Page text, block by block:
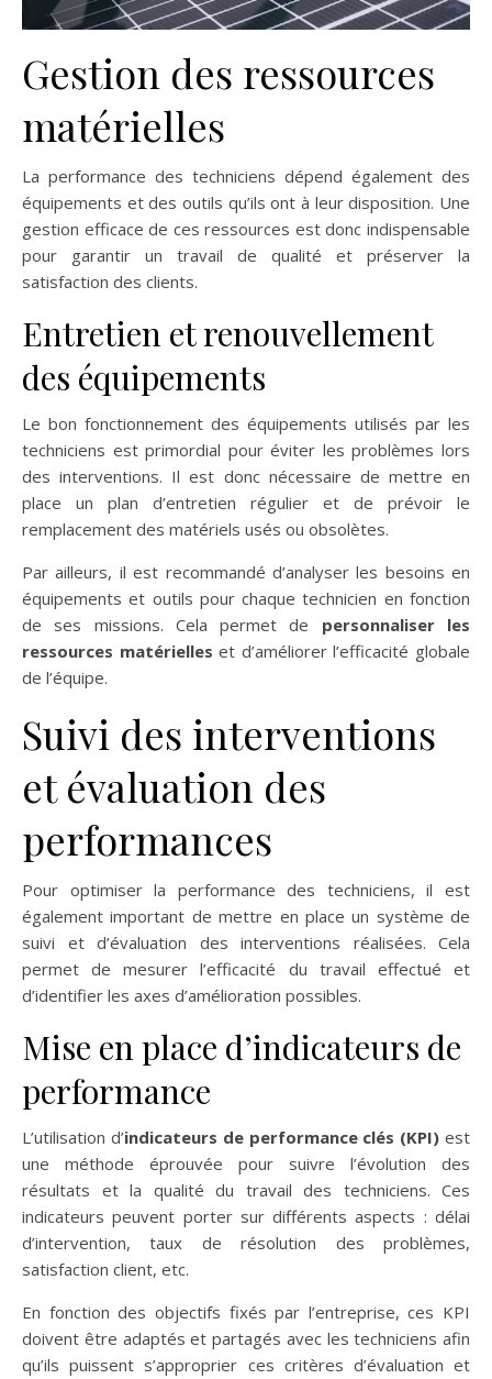
Gestion des ressources
matérielles
La performance des techniciens dépend également des
équipements et des outils qu’ils ont à leur disposition. Une
gestion efficace de ces ressources est donc indispensable
pour garantir un travail de qualité et préserver la
satisfaction des clients.
Entretien et renouvellement
des équipements
Le bon fonctionnement des équipements utilisés par les
techniciens est primordial pour éviter les problèmes lors
des interventions. Il est donc nécessaire de mettre en
place un plan d’entretien régulier et de prévoir le
remplacement des matériels usés ou obsolètes.
Par ailleurs, il est recommandé d’analyser les besoins en
équipements et outils pour chaque technicien en fonction
de ses missions. Cela permet de personnaliser les
ressources matérielles et d’améliorer l’efficacité globale
de l’équipe.
Suivi des interventions
et évaluation des
performances
Pour optimiser la performance des techniciens, il est
également important de mettre en place un système de
suivi et d’évaluation des interventions réalisées. Cela
permet de mesurer l’efficacité du travail effectué et
d’identifier les axes d’amélioration possibles.
Mise en place d’indicateurs de
performance
L’utilisation d’indicateurs de performance clés (KPI) est
une méthode éprouvée pour suivre l’évolution des
résultats et la qualité du travail des techniciens. Ces
indicateurs peuvent porter sur différents aspects : délai
d’intervention, taux de résolution des problèmes,
satisfaction client, etc.
En fonction des objectifs fixés par l’entreprise, ces KPI
doivent être adaptés et partagés avec les techniciens afin
qu’ils puissent s’approprier ces critères d’évaluation et